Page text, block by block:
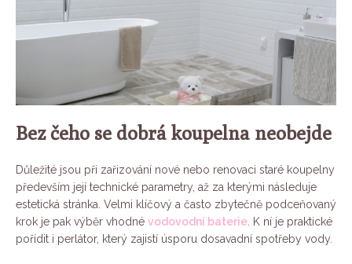
Bez čeho se dobrá koupelna neobejde
Důležité jsou při zařizování nové nebo renovaci staré koupelny
především její technické parametry, až za kterými následuje
estetická stránka. Velmi klíčový a často zbytečně podceňovaný
krok je pak výběr vhodné vodovodní baterie . K ní je praktické
pořídit i perlátor, který zajistí úsporu dosavadní spotřeby vody.